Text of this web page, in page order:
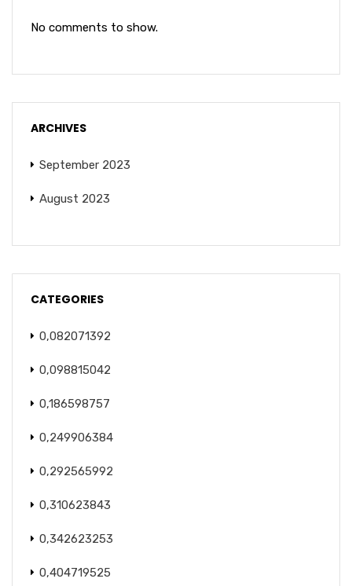
No comments to show.
ARCHIVES
September 2023
August 2023
CATEGORIES
0,082071392
0,098815042
0,186598757
0,249906384
0,292565992
0,310623843
0,342623253
0,404719525